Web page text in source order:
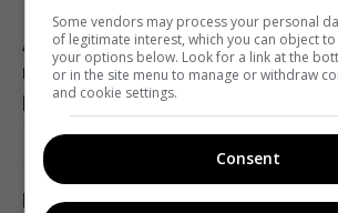
Атаки на Wildberries могут
проблемы для экономики РФ:
раскрыли подробности
16:36 воскресенье, 09 августа 2026
История о том, что "поляки не
Some vendors may process your personal
of legitimate interest, which you can object
your options below. Look for a link at the
or in the site menu to manage or withdraw
and cookie settings.
Consent